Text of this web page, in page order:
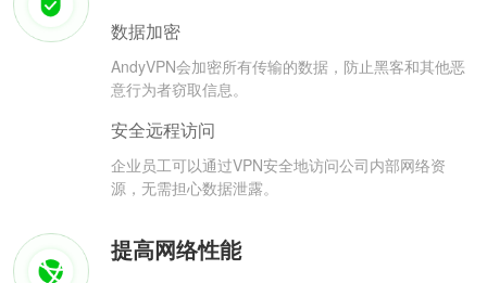
数据加密
AndyVPN会加密所有传输的数据，防止黑客和其他恶
意行为者窃取信息。
安全远程访问
企业员工可以通过VPN安全地访问公司内部网络资
源，无需担心数据泄露。
提高网络性能